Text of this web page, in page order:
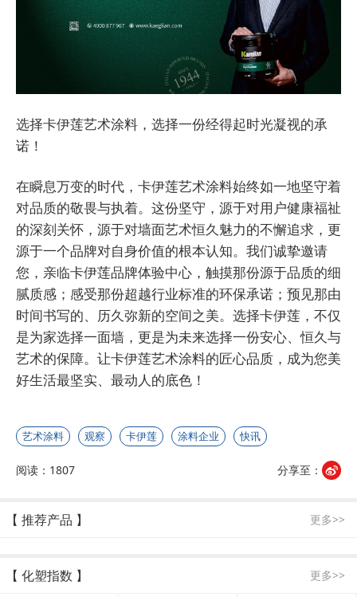
选择卡伊莲艺术涂料，选择一份经得起时光凝视的承
诺！
在瞬息万变的时代，卡伊莲艺术涂料始终如一地坚守着
对品质的敬畏与执着。这份坚守，源于对用户健康福祉
的深刻关怀，源于对墙面艺术恒久魅力的不懈追求，更
源于一个品牌对自身价值的根本认知。我们诚挚邀请
您，亲临卡伊莲品牌体验中心，触摸那份源于品质的细
腻质感；感受那份超越行业标准的环保承诺；预见那由
时间书写的、历久弥新的空间之美。选择卡伊莲，不仅
是为家选择一面墙，更是为未来选择一份安心、恒久与
艺术的保障。让卡伊莲艺术涂料的匠心品质，成为您美
好生活最坚实、最动人的底色！
艺术涂料 观察 卡伊莲 涂料企业 快讯
阅读：1807 分享至：
【 推荐产品 】 更多>>
【 化塑指数 】 更多>>